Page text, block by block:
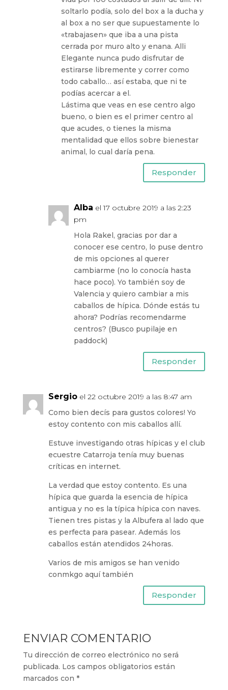
soltarlo podía, solo del box a la ducha y
al box a no ser que supuestamente lo
«trabajasen» que iba a una pista
cerrada por muro alto y enana. Alli
Elegante nunca pudo disfrutar de
estirarse libremente y correr como
todo caballo… así estaba, que ni te
podías acercar a el.
Lástima que veas en ese centro algo
bueno, o bien es el primer centro al
que acudes, o tienes la misma
mentalidad que ellos sobre bienestar
animal, lo cual daría pena.
Responder
Alba el 17 octubre 2019 a las 2:23
pm
Hola Rakel, gracias por dar a
conocer ese centro, lo puse dentro
de mis opciones al querer
cambiarme (no lo conocía hasta
hace poco). Yo también soy de
Valencia y quiero cambiar a mis
caballos de hípica. Dónde estás tu
ahora? Podrías recomendarme
centros? (Busco pupilaje en
paddock)
Responder
Sergio el 22 octubre 2019 a las 8:47 am
Como bien decís para gustos colores! Yo
estoy contento con mis caballos allí.
Estuve investigando otras hípicas y el club
ecuestre Catarroja tenía muy buenas
críticas en internet.
La verdad que estoy contento. Es una
hípica que guarda la esencia de hípica
antigua y no es la típica hípica con naves.
Tienen tres pistas y la Albufera al lado que
es perfecta para pasear. Además los
caballos están atendidos 24horas.
Varios de mis amigos se han venido
conmkgo aquí también
Responder
ENVIAR COMENTARIO
Tu dirección de correo electrónico no será
publicada. Los campos obligatorios están
marcados con *